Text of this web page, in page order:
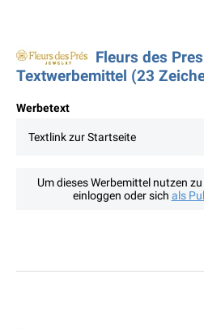
Fleurs des
Textwerbemittel (23
Werbetext
Textlink zur Startseite
Um dieses Werbemittel nutzen
einloggen oder sich als